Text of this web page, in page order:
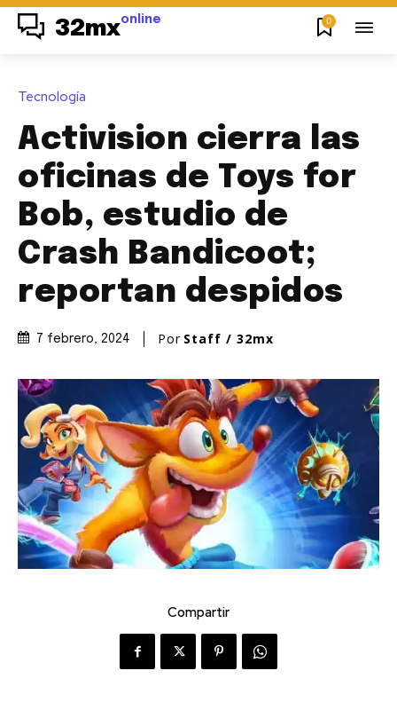
32mxonline 0
Tecnología
Activision cierra las
oficinas de Toys for
Bob, estudio de
Crash Bandicoot;
reportan despidos
7 febrero, 2024 Por Staff / 32mx
Compartir